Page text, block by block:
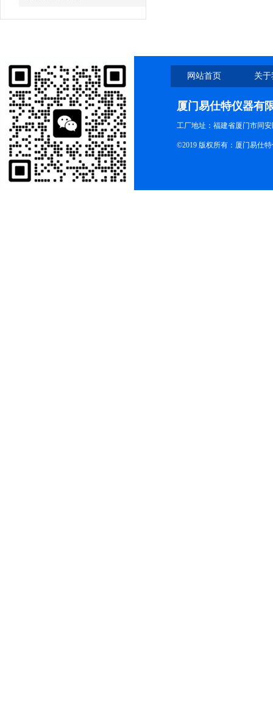
网站首页 关
厦门易仕特仪器有
工厂地址：福建省厦门市同
©2019 版权所有：厦门易仕